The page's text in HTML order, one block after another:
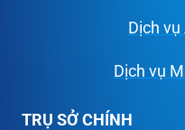
Dịch
Dịch vụ
TRỤ SỞ CHÍNH